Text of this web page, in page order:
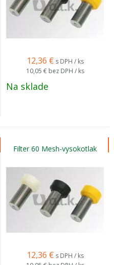
12,36 € s DPH / ks
10,05 € bez DPH / ks
Na sklade
Filter 60 Mesh-vysokotlak
12,36 € s DPH / ks